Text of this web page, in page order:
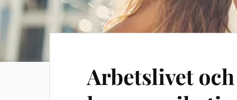
Arbetslivet